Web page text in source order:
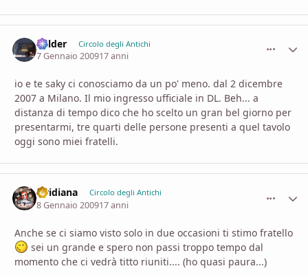
Balder Circolo degli Antichi
7 Gennaio 200917 anni
io e te saky ci conosciamo da un po' meno. dal 2 dicembre
2007 a Milano. Il mio ingresso ufficiale in DL. Beh... a
distanza di tempo dico che ho scelto un gran bel giorno per
presentarmi, tre quarti delle persone presenti a quel tavolo
oggi sono miei fratelli.
viridiana Circolo degli Antichi
8 Gennaio 200917 anni
Anche se ci siamo visto solo in due occasioni ti stimo fratello
sei un grande e spero non passi troppo tempo dal
momento che ci vedrà titto riuniti.... (ho quasi paura...)